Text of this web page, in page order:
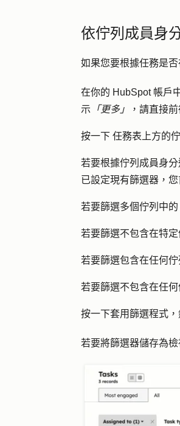
依佇列成員身
如果您要根據任務是
在你的 HubSpot 帳戶
示 「更多」 ，請直接前
按一下 任務表上方的
若要根據佇列成員身
已設定現有篩選器，
若要篩選多個佇列中的
若要篩選不包含在特
若要篩選包含在任何
若要篩選不包含在任
按一下套用篩選程式
若要將篩選器儲存為